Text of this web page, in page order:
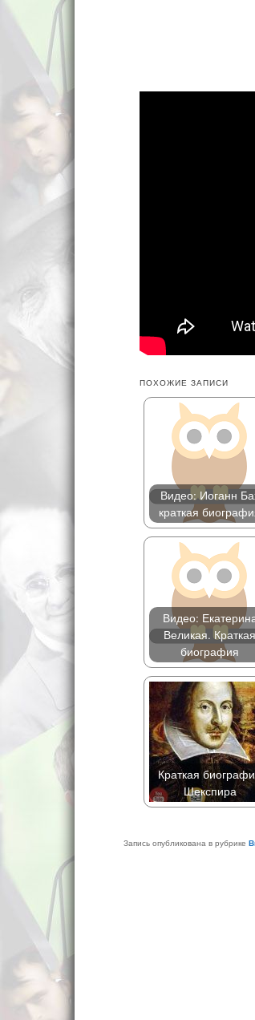
ПОХОЖИЕ ЗАПИСИ
Видео: Иоганн
краткая
Видео:
Великая. Краткая
биография
Краткая
Шекспира
Запись опубликована в рубрике